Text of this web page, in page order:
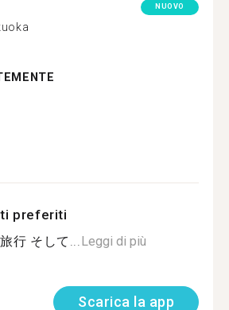
NUOVO
preferiti
行 そして...Leggi di più
Scarica la app